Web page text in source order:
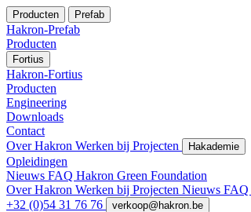
Producten Prefab
Hakron-Prefab
Producten
Fortius
Hakron-Fortius
Producten
Engineering
Downloads
Contact
Over Hakron Werken bij Projecten Hakademie
Opleidingen
Nieuws FAQ Hakron Green Foundation
Over Hakron Werken bij Projecten Nieuws FAQ
+32 (0)54 31 76 76
verkoop@hakron.be